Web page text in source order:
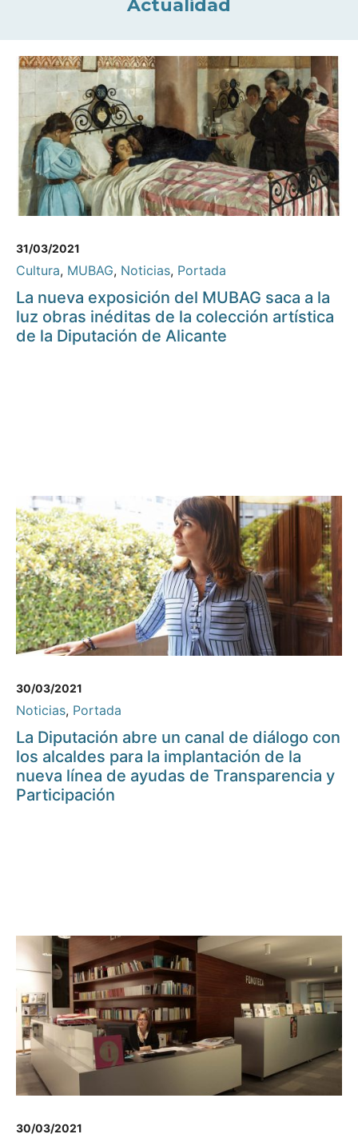
Actualidad
31/03/2021
Cultura, MUBAG, Noticias, Portada
La nueva exposición del MUBAG saca a la
luz obras inéditas de la colección artística
de la Diputación de Alicante
30/03/2021
Noticias, Portada
La Diputación abre un canal de diálogo con
los alcaldes para la implantación de la
nueva línea de ayudas de Transparencia y
Participación
30/03/2021